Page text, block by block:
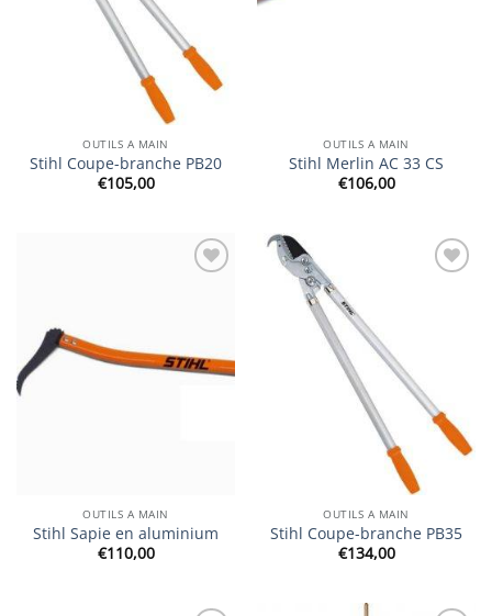
OUTILS A MAIN
Stihl Coupe-branche PB20
€105,00
OUTILS A MAIN
Stihl Merlin AC 33 CS
€106,00
OUTILS A MAIN
Stihl Sapie en aluminium
€110,00
OUTILS A MAIN
Stihl Coupe-branche PB35
€134,00